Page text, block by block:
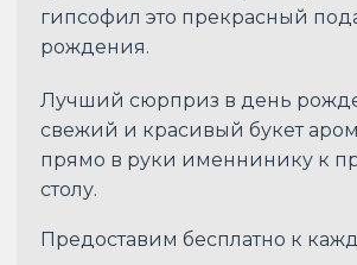
гипсофил это прекрасный
рождения.
Лучший сюрприз в день
свежий и красивый букет
прямо в руки именнинику к
столу.
Предоставим бесплатно к